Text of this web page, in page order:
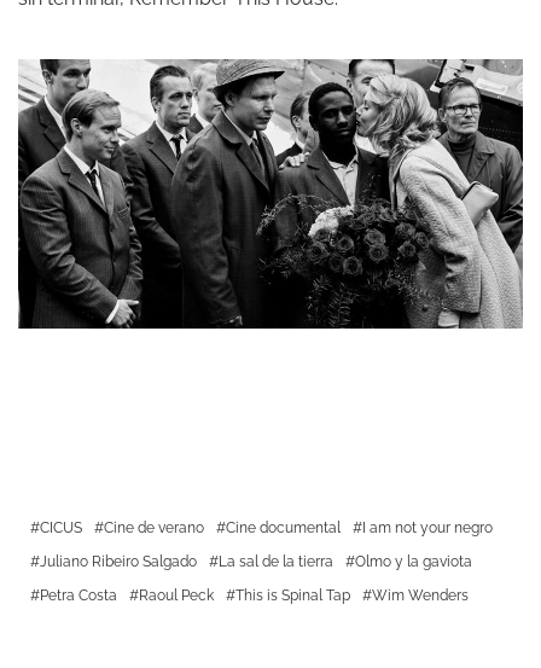
CICUS Cine de verano Cine documental
I am not your negro
Juliano Ribeiro Salgado
La sal de la tierra
Olmo y la gaviota
Petra Costa
Raoul Peck This is Spinal Tap Wim Wenders